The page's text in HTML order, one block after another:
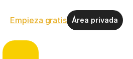
Empieza gratis Área privada